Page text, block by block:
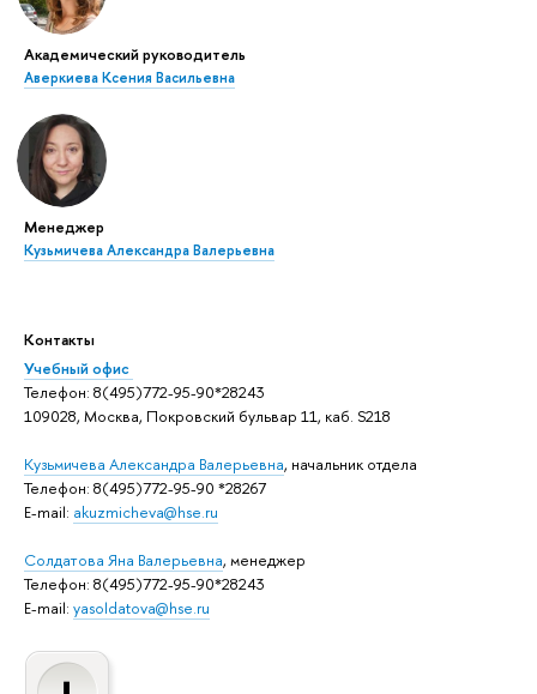
Академический руководитель
Аверкиева Ксения Васильевна
Менеджер
Кузьмичева Александра Валерьевна
Контакты
Учебный офис
Телефон: 8(495)772-95-90*28243
109028, Москва, Покровский бульвар 11, каб. S218
Кузьмичева Александра Валерьевна, начальник отдела
Телефон: 8(495)772-95-90 *28267
E-mail: akuzmicheva@hse.ru
Солдатова Яна Валерьевна, менеджер
Телефон: 8(495)772-95-90*28243
E-mail: yasoldatova@hse.ru